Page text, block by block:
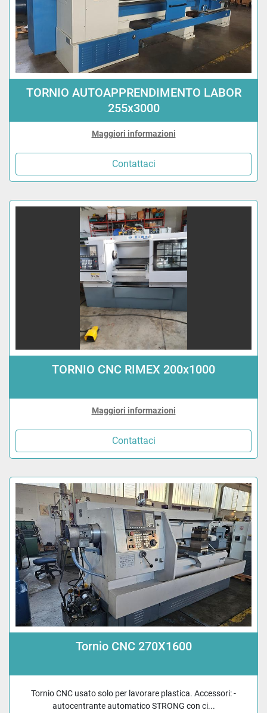
TORNIO AUTOAPPRENDIMENTO LABOR
255x3000
Maggiori informazioni
Contattaci
TORNIO CNC RIMEX 200x1000
Maggiori informazioni
Contattaci
Tornio CNC 270X1600
Tornio CNC usato solo per lavorare plastica. Accessori: -
autocentrante automatico STRONG con ci...